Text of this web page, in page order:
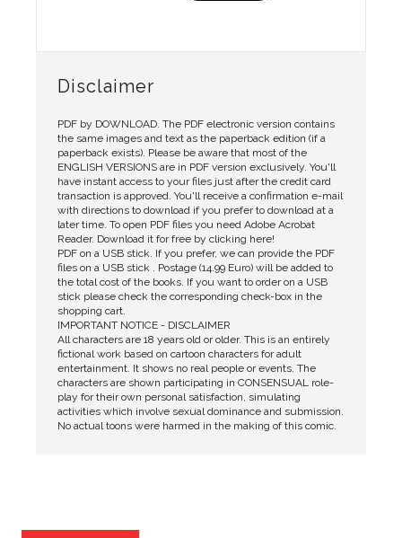
Disclaimer
PDF by DOWNLOAD. The PDF electronic version contains
the same images and text as the paperback edition (if a
paperback exists). Please be aware that most of the
ENGLISH VERSIONS are in PDF version exclusively. You'll
have instant access to your files just after the credit card
transaction is approved. You'll receive a confirmation e-mail
with directions to download if you prefer to download at a
later time. To open PDF files you need Adobe Acrobat
Reader. Download it for free by clicking here!
PDF on a USB stick. If you prefer, we can provide the PDF
files on a USB stick . Postage (14.99 Euro) will be added to
the total cost of the books. If you want to order on a USB
stick please check the corresponding check-box in the
shopping cart.
IMPORTANT NOTICE - DISCLAIMER
All characters are 18 years old or older. This is an entirely
fictional work based on cartoon characters for adult
entertainment. It shows no real people or events. The
characters are shown participating in CONSENSUAL role-
play for their own personal satisfaction, simulating
activities which involve sexual dominance and submission.
No actual toons were harmed in the making of this comic.